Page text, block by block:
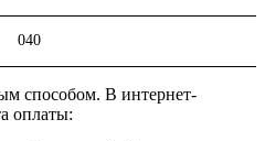
040
способом. В интернет-
оплаты: